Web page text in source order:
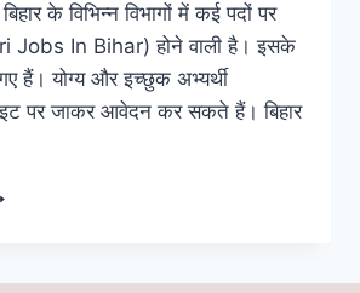
के विभिन्न विभागों में कई पदों पर
Jobs In Bihar) होने वाली है। इसके
हैं। योग्य और इच्छुक अभ्यर्थी
पर जाकर आवेदन कर सकते हैं। बिहार